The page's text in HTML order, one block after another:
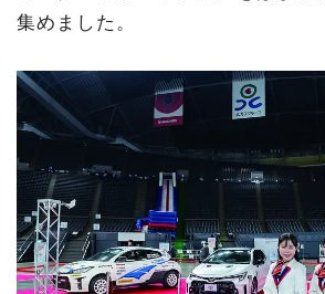
集めました。